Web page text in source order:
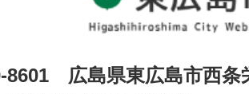
8601 広島県東広島市西